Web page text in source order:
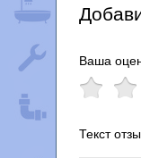
Ваша
Текст